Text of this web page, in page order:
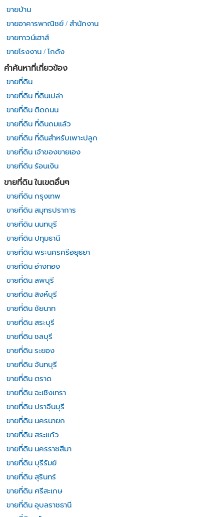
ขายบ้าน
ขายอาคารพาณิชย์ / สำนักงาน
ขายทาวน์เฮาส์
ขายโรงงาน / โกดัง
คำค้นหาที่เกี่ยวข้อง
ขายที่ดิน
ขายที่ดิน ที่ดินเปล่า
ขายที่ดิน ติดถนน
ขายที่ดิน ที่ดินถมแล้ว
ขายที่ดิน ที่ดินสำหรับเพาะปลูก
ขายที่ดิน เจ้าของขายเอง
ขายที่ดิน ร้อนเงิน
ขายที่ดิน ในเขตอื่นๆ
ขายที่ดิน กรุงเทพ
ขายที่ดิน สมุทรปราการ
ขายที่ดิน นนทบุรี
ขายที่ดิน ปทุมธานี
ขายที่ดิน พระนครศรีอยุธยา
ขายที่ดิน อ่างทอง
ขายที่ดิน ลพบุรี
ขายที่ดิน สิงห์บุรี
ขายที่ดิน ชัยนาท
ขายที่ดิน สระบุรี
ขายที่ดิน ชลบุรี
ขายที่ดิน ระยอง
ขายที่ดิน จันทบุรี
ขายที่ดิน ตราด
ขายที่ดิน ฉะเชิงเทรา
ขายที่ดิน ปราจีนบุรี
ขายที่ดิน นครนายก
ขายที่ดิน สระแก้ว
ขายที่ดิน นครราชสีมา
ขายที่ดิน บุรีรัมย์
ขายที่ดิน สุรินทร์
ขายที่ดิน ศรีสะเกษ
ขายที่ดิน อุบลราชธานี